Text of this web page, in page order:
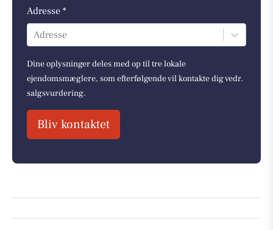
Adresse *
Adresse
Dine oplysninger deles med op til tre lokale
ejendomsmæglere, som efterfølgende vil kontakte dig vedr.
salgsvurdering.
Bliv kontaktet